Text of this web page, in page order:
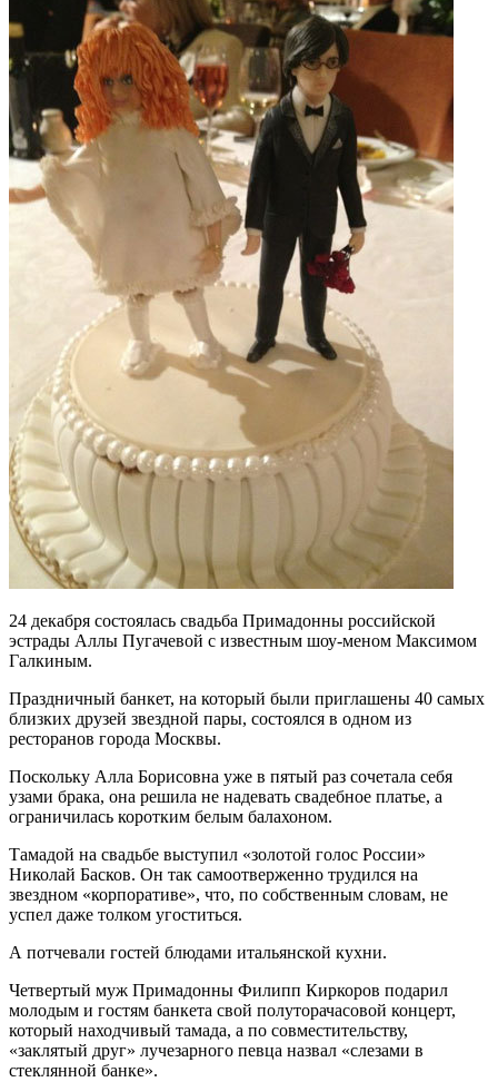
24 декабря состоялась свадьба Примадонны российской
эстрады Аллы Пугачевой с известным шоу-меном Максимом
Галкиным.
Праздничный банкет, на который были приглашены 40 самых
близких друзей звездной пары, состоялся в одном из
ресторанов города Москвы.
Поскольку Алла Борисовна уже в пятый раз сочетала себя
узами брака, она решила не надевать свадебное платье, а
ограничилась коротким белым балахоном.
Тамадой на свадьбе выступил «золотой голос России»
Николай Басков. Он так самоотверженно трудился на
звездном «корпоративе», что, по собственным словам, не
успел даже толком угоститься.
А потчевали гостей блюдами итальянской кухни.
Четвертый муж Примадонны Филипп Киркоров подарил
молодым и гостям банкета свой полуторачасовой концерт,
который находчивый тамада, а по совместительству,
«заклятый друг» лучезарного певца назвал «слезами в
стеклянной банке».